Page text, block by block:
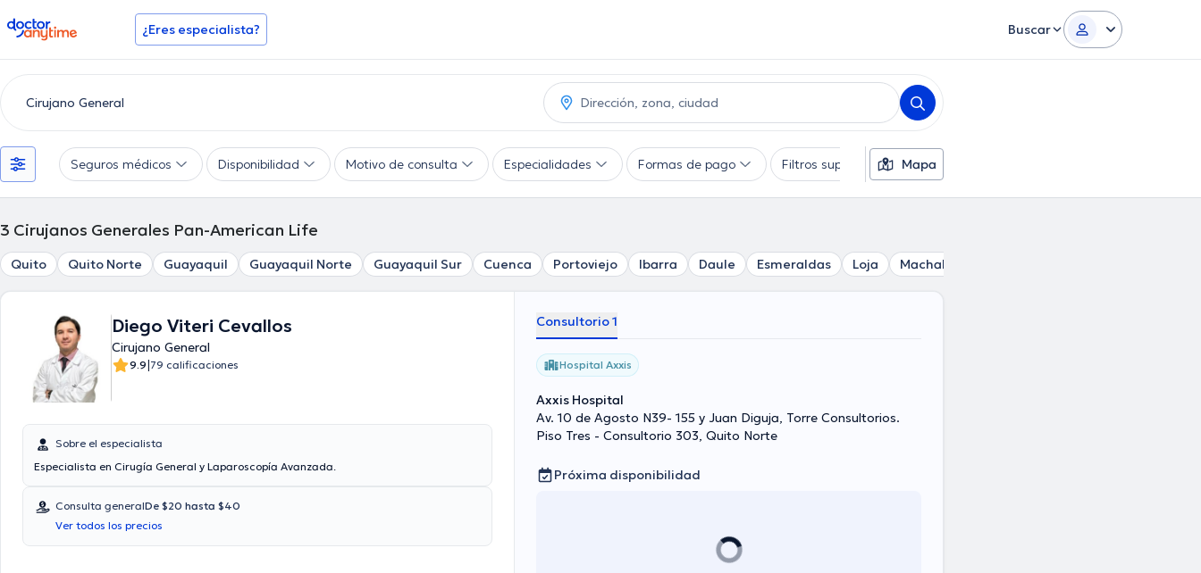
doctoranytime ¿Eres especialista? Buscar
Seguros médicos Disponibilidad Motivo de consulta Especialidades Formas de pago Filtros suplementariosMapa
3 Cirujanos Generales Pan-American Life
Quito Quito Norte Guayaquil Guayaquil Norte Guayaquil Sur Cuenca Portoviejo Ibarra Daule Esmeraldas Loja Machala
Diego Viteri Cevallos
Cirujano General
9.9|79 calificaciones
Sobre el especialista
Especialista en Cirugía General y Laparoscopía Avanzada.
Consulta generalDe $20 hasta $40
Ver todos los precios
Consultorio 1
Hospital Axxis
Axxis Hospital
Av. 10 de Agosto N39- 155 y Juan Diguja, Torre Consultorios.
Piso Tres - Consultorio 303, Quito Norte
Próxima disponibilidad